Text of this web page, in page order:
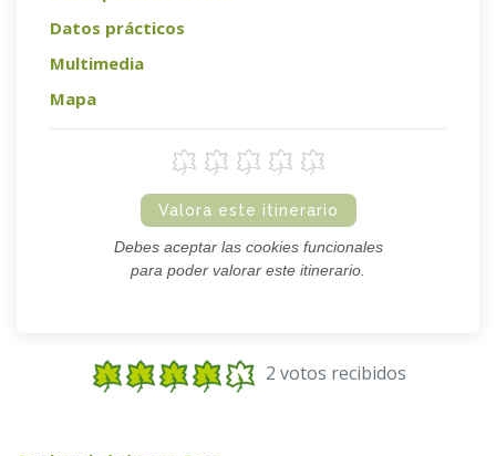
Datos prácticos
Multimedia
Mapa
Valora este itinerario
Debes aceptar las cookies funcionales
para poder valorar este itinerario.
2 votos recibidos